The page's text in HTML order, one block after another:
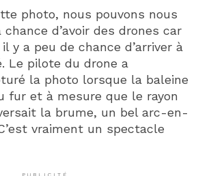
photo, nous pouvons nous
chance d’avoir des drones car
y a peu de chance d’arriver à
Le pilote du drone a
la photo lorsque la baleine
fur et à mesure que le rayon
la brume, un bel arc-en-
vraiment un spectacle